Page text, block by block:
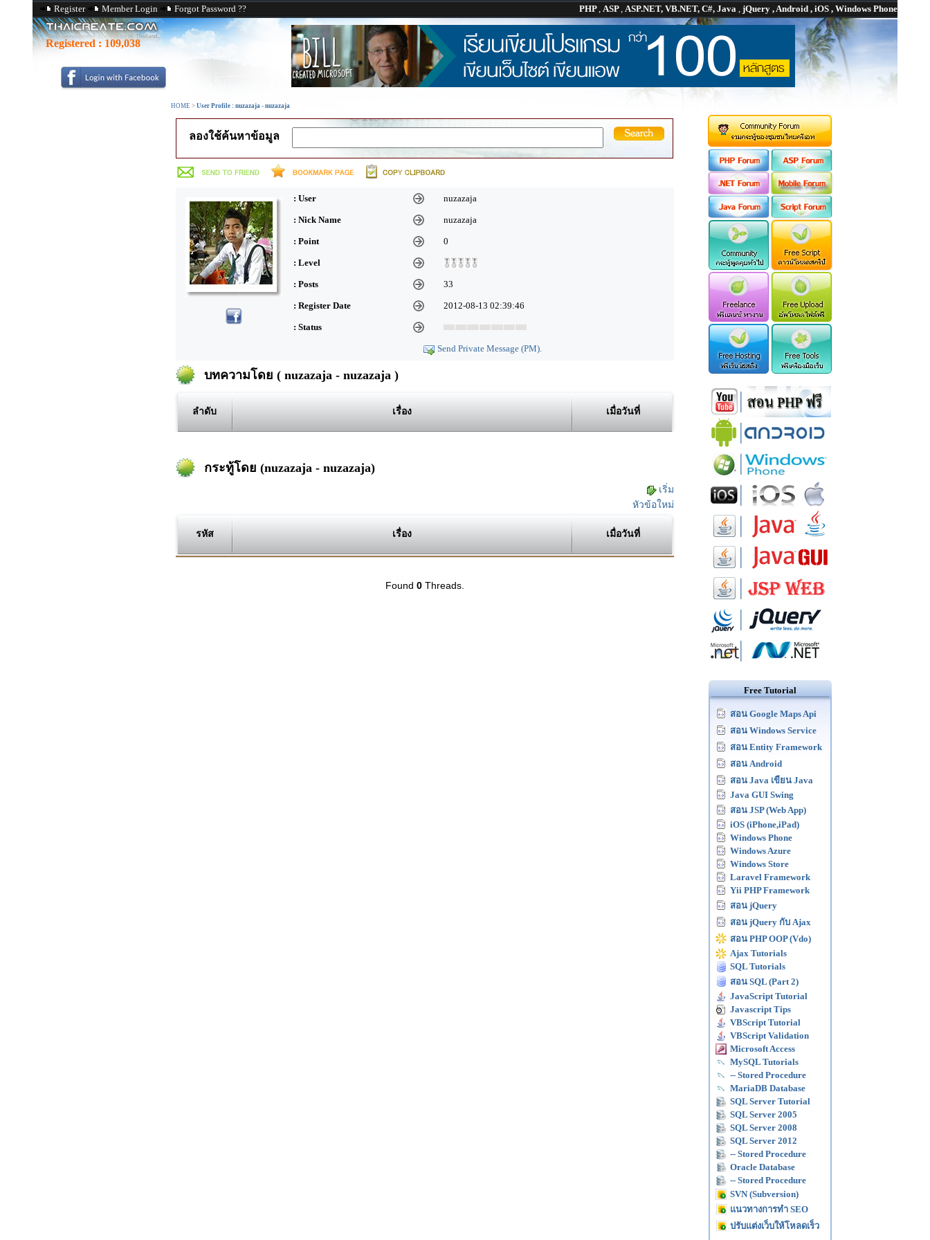
Register Member Login Forgot Password ?? PHP, ASP, ASP.NET, VB.NET, C#, Java , jQuery , Android , iOS , Windows Phone
Registered : 109,038
HOME > User Profile : nuzazaja - nuzazaja
ลองใช้ค้นหาข้อมูล
: User nuzazaja
: Nick Name nuzazaja
: Point 0
: Level
: Posts 33
: Register Date 2012-08-13 02:39:46
: Status
Send Private Message (PM).
บทความโดย ( nuzazaja - nuzazaja )
ลำดับ เรื่อง เมื่อวันที่
กระทู้โดย (nuzazaja - nuzazaja)
เริ่ม
หัวข้อใหม่
รหัส เรื่อง เมื่อวันที่
Found 0 Threads.
Free Tutorial
สอน Google Maps Api
สอน Windows Service
สอน Entity Framework
สอน Android
สอน Java เขียน Java
Java GUI Swing
สอน JSP (Web App)
iOS (iPhone,iPad)
Windows Phone
Windows Azure
Windows Store
Laravel Framework
Yii PHP Framework
สอน jQuery
สอน jQuery กับ Ajax
สอน PHP OOP (Vdo)
Ajax Tutorials
SQL Tutorials
สอน SQL (Part 2)
JavaScript Tutorial
Javascript Tips
VBScript Tutorial
VBScript Validation
Microsoft Access
MySQL Tutorials
-- Stored Procedure
MariaDB Database
SQL Server Tutorial
SQL Server 2005
SQL Server 2008
SQL Server 2012
-- Stored Procedure
Oracle Database
-- Stored Procedure
SVN (Subversion)
แนวทางการทำ SEO
ปรับแต่งเว็บให้โหลดเร็ว